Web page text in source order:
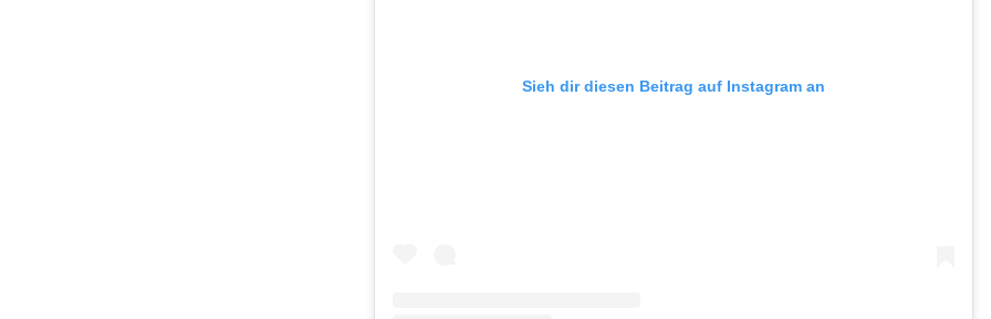
Sieh dir diesen Beitrag auf Instagram an